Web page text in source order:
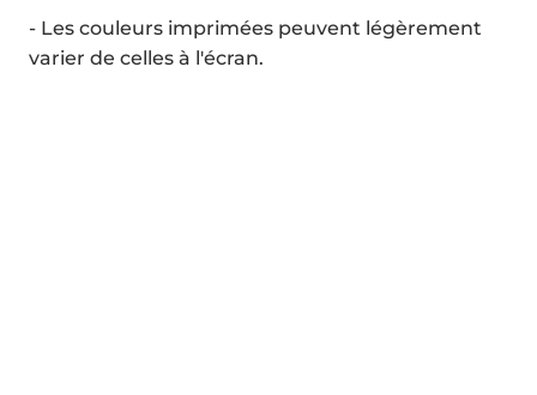
- Les couleurs imprimées peuvent légèrement
varier de celles à l'écran.